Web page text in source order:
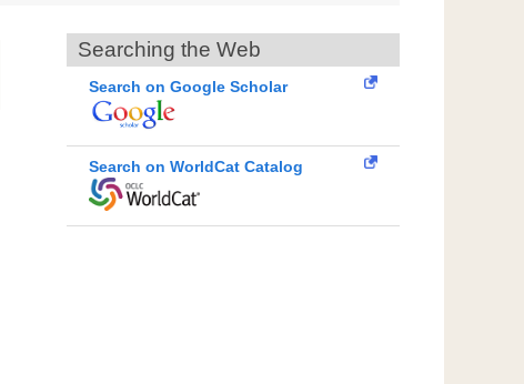
Searching the Web
Search on Google Scholar
Search on WorldCat Catalog